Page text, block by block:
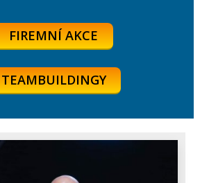
FIREMNÍ AKCE
TEAMBUILDINGY